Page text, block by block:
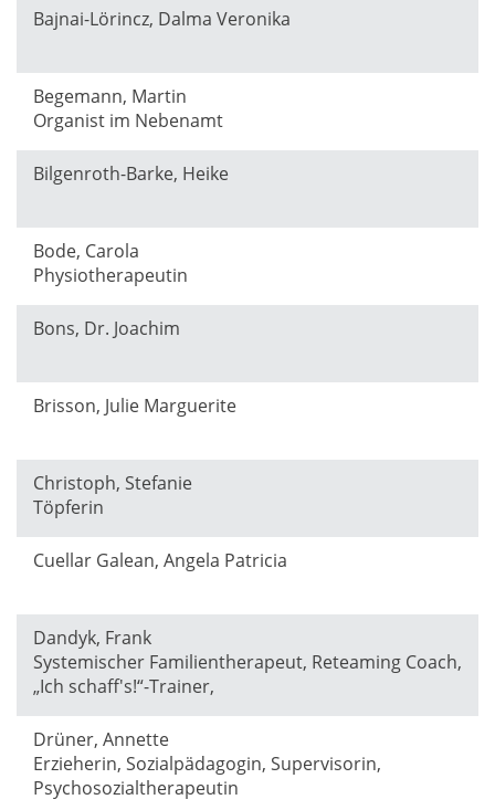
Bajnai-Lörincz, Dalma Veronika
Begemann, Martin
Organist im Nebenamt
Bilgenroth-Barke, Heike
Bode, Carola
Physiotherapeutin
Bons, Dr. Joachim
Brisson, Julie Marguerite
Christoph, Stefanie
Töpferin
Cuellar Galean, Angela Patricia
Dandyk, Frank
Systemischer Familientherapeut, Reteaming Coach,
„Ich schaff's!“-Trainer,
Drüner, Annette
Erzieherin, Sozialpädagogin, Supervisorin,
Psychosozialtherapeutin